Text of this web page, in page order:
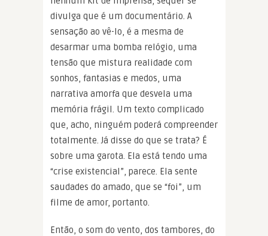
divulga que é um documentário. A
sensação ao vê-lo, é a mesma de
desarmar uma bomba relógio, uma
tensão que mistura realidade com
sonhos, fantasias e medos, uma
narrativa amorfa que desvela uma
memória frágil. Um texto complicado
que, acho, ninguém poderá compreender
totalmente. Já disse do que se trata? É
sobre uma garota. Ela está tendo uma
“crise existencial”, parece. Ela sente
saudades do amado, que se “foi”, um
filme de amor, portanto.
Então, o som do vento, dos tambores, do